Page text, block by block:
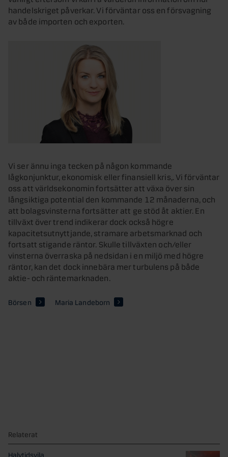
handelskriget påverkar. Vi förväntar oss en försvagning
av både importen och exporten.
Vi ser ännu inga tecken på någon kommande
lågkonjunktur, ekonomisk eller finansiell kris,. Vi förväntar
oss att världsekonomin fortsätter att växa över sin
långsiktiga potential den kommande 12 månaderna, och
att bolagsvinsterna fortsätter att ge stöd åt aktier. En
tillväxt över trend indikerar dock också högre
kapacitetsutnyttjande, stramare arbetsmarknad och
fortsatt stigande räntor. Skulle tillväxten och/eller
vinsterna överraska på nedsidan i en miljö med högre
räntor, kan det dock innebära mer turbulens på både
aktie- och räntemarknaden.
Börsen Maria Landeborn
Relaterat
Halvtidsvila